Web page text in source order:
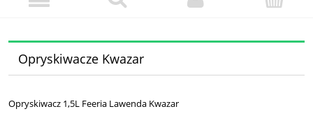
Opryskiwacze Kwazar
Opryskiwacz 1,5L Feeria Lawenda Kwazar